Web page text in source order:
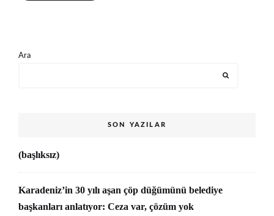
Ara
SON YAZILAR
(başlıksız)
Karadeniz’in 30 yılı aşan çöp düğümünü belediye
başkanları anlatıyor: Ceza var, çözüm yok